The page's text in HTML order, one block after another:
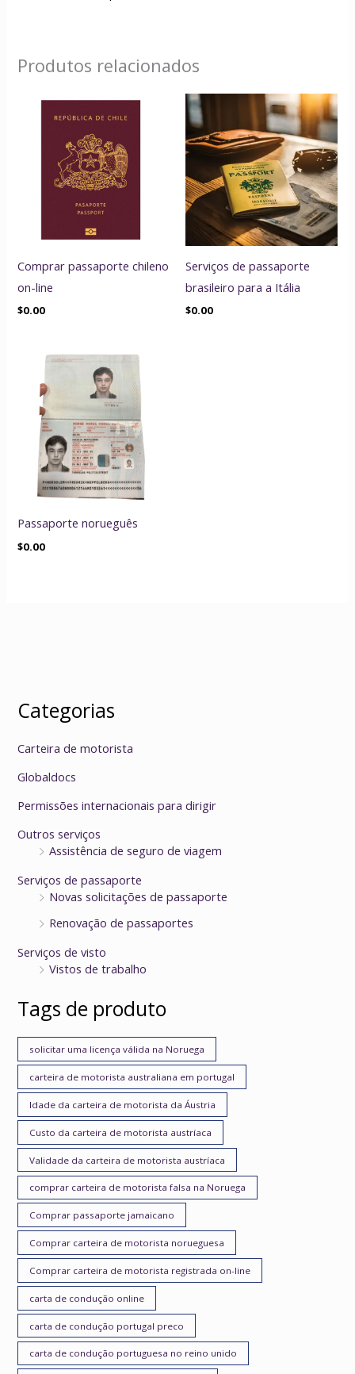
Produtos relacionados
Comprar passaporte chileno
on-line
$0.00
Serviços de passaporte
brasileiro para a Itália
$0.00
Passaporte norueguês
$0.00
Categorias
Carteira de motorista
Globaldocs
Permissões internacionais para dirigir
Outros serviços
Assistência de seguro de viagem
Serviços de passaporte
Novas solicitações de passaporte
Renovação de passaportes
Serviços de visto
Vistos de trabalho
Tags de produto
solicitar uma licença válida na Noruega
carteira de motorista australiana em portugal
Idade da carteira de motorista da Áustria
Custo da carteira de motorista austríaca
Validade da carteira de motorista austríaca
comprar carteira de motorista falsa na Noruega
Comprar passaporte jamaicano
Comprar carteira de motorista norueguesa
Comprar carteira de motorista registrada on-line
carta de condução online
carta de condução portugal preco
carta de condução portuguesa no reino unido